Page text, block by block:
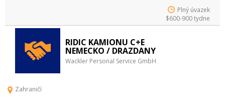
Plný úvazek
$600-900 tydne
RIDIC KAMIONU C+E
NEMECKO / DRAZDANY
Wackler Personal Service GmbH
Zahraničí